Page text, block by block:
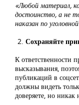
«Любой материал,
достоинство, а не
наказан по
Сохраняйте
К ответственности
высказывания,
публикаций в
должны видеть
доверяете, но никак